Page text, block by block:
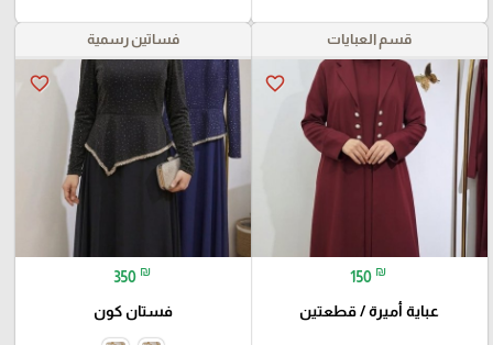
قسم العبايات
favorite_border
150 ₪
عباية أميرة / قطعتين
فساتين رسمية
favorite_border
350 ₪
فستان كون